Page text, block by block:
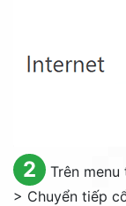
2
Trên menu
> Chuyển tiếp